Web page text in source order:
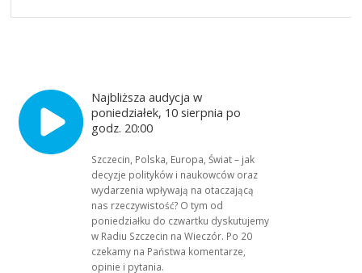
Najbliższa audycja w
poniedziałek, 10 sierpnia po
godz. 20:00
Szczecin, Polska, Europa, Świat – jak
decyzje polityków i naukowców oraz
wydarzenia wpływają na otaczającą
nas rzeczywistość? O tym od
poniedziałku do czwartku dyskutujemy
w Radiu Szczecin na Wieczór. Po 20
czekamy na Państwa komentarze,
opinie i pytania.